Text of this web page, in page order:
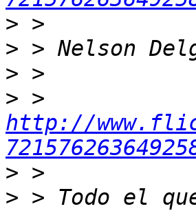
>
>
>
>
http://
>
> > Todo el